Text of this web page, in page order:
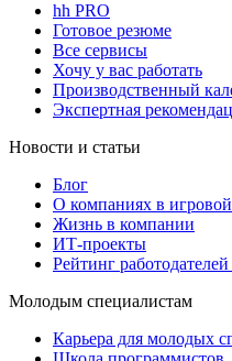
hh PRO
Готовое резюме
Все сервисы
Хочу у вас работать
Производственный
Экспертная
Новости и статьи
Блог
О компаниях в
Жизнь в компании
ИТ-проекты
Рейтинг
Молодым специалистам
Карьера для молодых